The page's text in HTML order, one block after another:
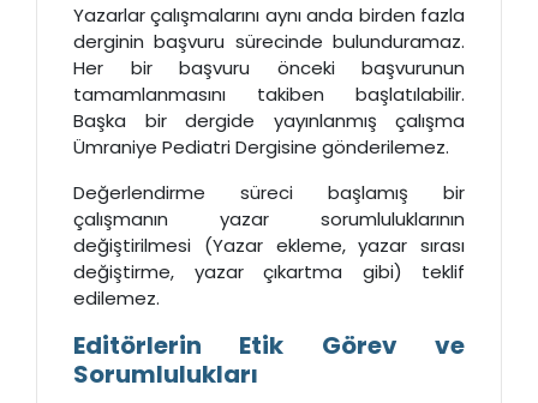
Yazarlar çalışmalarını aynı anda birden fazla
derginin başvuru sürecinde bulunduramaz.
Her bir başvuru önceki başvurunun
tamamlanmasını takiben başlatılabilir.
Başka bir dergide yayınlanmış çalışma
Ümraniye Pediatri Dergisine gönderilemez.
Değerlendirme süreci başlamış bir
çalışmanın yazar sorumluluklarının
değiştirilmesi (Yazar ekleme, yazar sırası
değiştirme, yazar çıkartma gibi) teklif
edilemez.
Editörlerin Etik Görev ve
Sorumlulukları